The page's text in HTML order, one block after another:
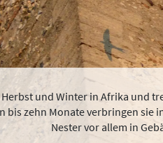
und Winter in Afrika und
bis zehn Monate verbringen sie
Nester vor allem in